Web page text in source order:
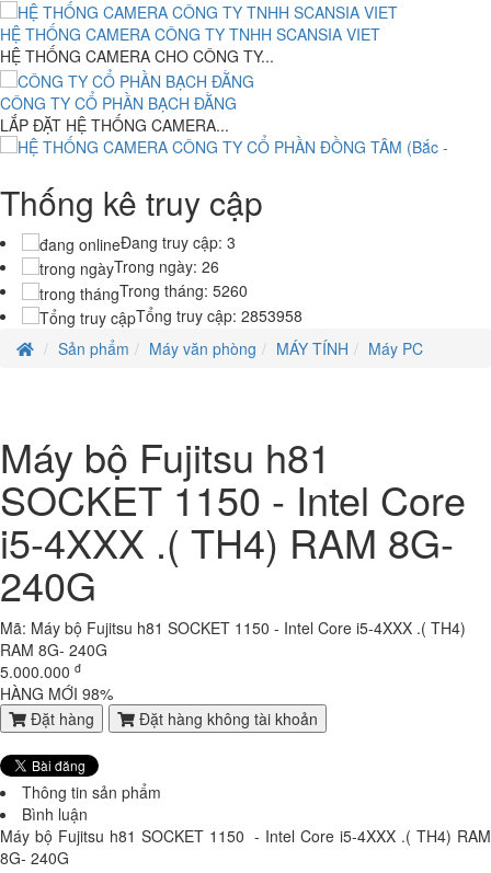
4,000,000 đ
Máy bộ Ráp ASUS H110M SOCKET 1150- Intel Core i7-6xx .(
TH6)RAM 4G- 120G
8.150.000 đ6,500,000 đ
Asus VivoBook X413JA-211.VBWB ( Intel Core i3-1005G1 /4GB
DDR4/128GB NVMe SSD/14inchFHD/Win10/Màu Trắng )
13,550,000 đ
Laptop HP Elitebook 820 G1 - Intel Core i5- 4G - SSD120G - 12.5'
7.500.000 đ5,500,000 đ
Laptop HP Probook 640 G2- Intel Core i5-6300U .( TH6)- 4G- 120G-
14
7.850.000 đ
6,900,000 đ
Laptop HP Elitebook 820 G2 - Intel Core i5- 4G - SSD120G - 12.5'
7.600.000 đ 5,900,000 đ
Laptop HP Probook 640 G1- Intel Core i5-4200U .( TH4)- 4G- 120G-
14
7.000.000 đ6,300,000 đ
Laptop HP Elitebook 820 G3 - Intel Core i5-6300U.( TH6)- 4G -
SSD128G - 12.5'
8.100.000 đ
Laptop Dell Latitude E7480 - Intel Core i5-6300U .( TH6)-8G-SSD256-
14'
9.700.000 đ8,100,000 đ
Laptop Dell Latitude E7480 - Intel Core i5-6300U .( TH6)-4G-
SSD120g-14'
9.150.000 đ8,300,000 đ
HỆ THỐNG CAMERA CÔNG TY TNHH SCANSIA VIET
HỆ THỐNG CAMERA CHO CÔNG TY...
CÔNG TY CỔ PHẦN BẠCH ĐẰNG
LẮP ĐẶT HỆ THỐNG CAMERA...
HỆ THỐNG CAMERA CÔNG TY CỔ PHẦN ĐỒNG TÂM (Bắc - Trung -
Nam)
HỆ THỐNG CAMERA CÔNG TY CỔ...
Thống kê truy cập
Đang truy cập: 3
Trong ngày: 26
Trong tháng: 5260
Tổng truy cập: 2853958
Sản phẩm
Máy văn phòng MÁY TÍNH Máy PC
Máy bộ Fujitsu h81
SOCKET 1150 - Intel Core
i5-4XXX .( TH4) RAM 8G-
240G
Mã: Máy bộ Fujitsu h81 SOCKET 1150 - Intel Core i5-4XXX .( TH4)
RAM 8G- 240G
5.000.000 đ
HÀNG MỚI 98%
Đặt hàng
Đặt hàng không tài khoản
Thông tin sản phẩm
Bình luận
Máy bộ Fujitsu h81 SOCKET 1150 - Intel Core i5-4XXX .( TH4) RAM
8G- 240G